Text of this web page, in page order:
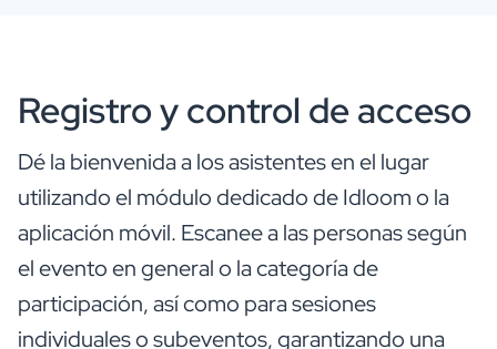
Registro y control de acceso
Dé la bienvenida a los asistentes en el lugar
utilizando el módulo dedicado de Idloom o la
aplicación móvil. Escanee a las personas según
el evento en general o la categoría de
participación, así como para sesiones
individuales o subeventos, garantizando una